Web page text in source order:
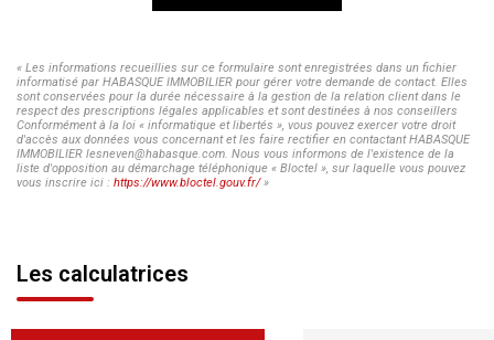
« Les informations recueillies sur ce formulaire sont enregistrées dans un fichier
informatisé par HABASQUE IMMOBILIER pour gérer votre demande de contact. Elles
sont conservées pour la durée nécessaire à la gestion de la relation client dans le
respect des prescriptions légales applicables et sont destinées à nos conseillers
Conformément à la loi « informatique et libertés », vous pouvez exercer votre droit
d'accès aux données vous concernant et les faire rectifier en contactant HABASQUE
IMMOBILIER lesneven@habasque.com. Nous vous informons de l'existence de la
liste d'opposition au démarchage téléphonique « Bloctel », sur laquelle vous pouvez
vous inscrire ici : https://www.bloctel.gouv.fr/»
Les calculatrices